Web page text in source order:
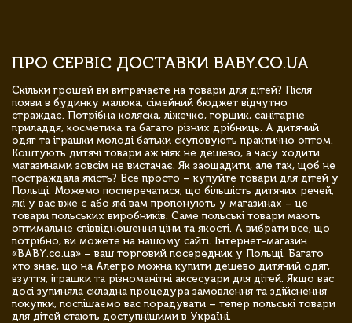
ПРО СЕРВІС ДОСТАВКИ BABY.CO.UA
Скільки грошей ви витрачаєте на товари для дітей? Після
появи в будинку малюка, сімейний бюджет відчутно
страждає. Потрібна коляска, ліжечко, горщик, санітарне
приладдя, косметика та багато різних дрібниць. А дитячий
одяг та іграшки молоді батьки скуповують практично оптом.
Коштують дитячі товари аж ніяк не дешево, а часу ходити
магазинами зовсім не вистачає. Як заощадити, але так, щоб не
постраждала якість? Все просто – купуйте товари для дітей у
Польщі. Можемо посперечатися, що більшість дитячих речей,
які у вас вже є або які вам пропонують у магазинах – це
товари польських виробників. Саме польські товари мають
оптимальне співвідношення ціни та якості. А вибрати все, що
потрібно, ви можете на нашому сайті. Інтернет-магазин
«BABY.co.ua» – ваш торговий посередник у Польщі. Багато
хто знає, що на Алегро можна купити дешево дитячий одяг,
взуття, іграшки та різноманітні аксесуари для дітей. Якщо вас
досі зупиняла складна процедура замовлення та здійснення
покупки, поспішаємо вас порадувати – тепер польські товари
для дітей стають доступнішими в Україні.